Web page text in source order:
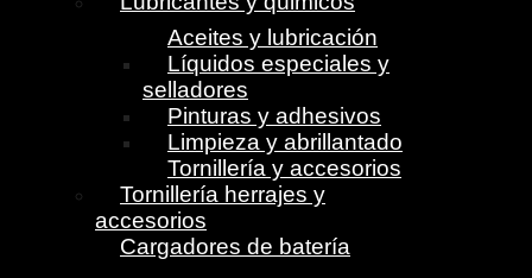
Aceites y lubricación
Líquidos especiales y
selladores
Pinturas y adhesivos
Limpieza y abrillantado
Tornillería y accesorios
Tornillería herrajes y
accesorios
Cargadores de batería